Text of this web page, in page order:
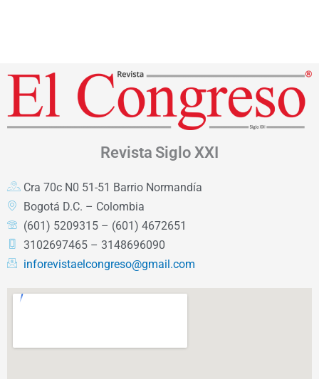
Revista Siglo XXI
Cra 70c N0 51-51 Barrio Normandía
Bogotá D.C. – Colombia
(601) 5209315 – (601) 4672651
3102697465 – 3148696090
inforevistaelcongreso@gmail.com